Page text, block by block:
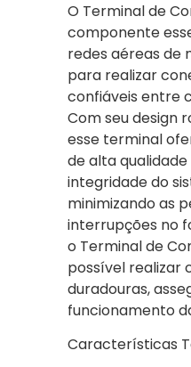
O Terminal de
componente
redes aéreas de
para realizar
confiáveis entre
Com seu design
esse terminal
de alta
integridade do
minimizando as
interrupções no
o Terminal de
possível realizar
duradouras,
funcionamento
Características